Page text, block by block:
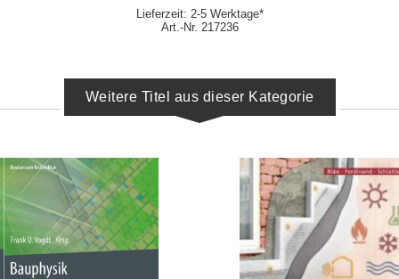
Lieferzeit: 2-5 Werktage*
Art.-Nr. 217236
Weitere Titel aus dieser Kategorie
DEN WARENKORB IN DEN WARENKORB